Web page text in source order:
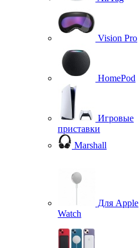
Vision Pro
HomePod
Игровые
приставки
Marshall
Для Apple
Watch